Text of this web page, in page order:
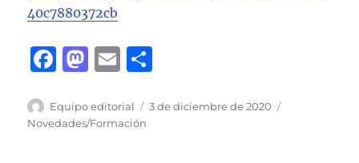
40c7880372cb
F
c
e
M
st
o
E
ai
l
m
Autor
Equipo editorial
Publicado
3 de diciembre de 2020
Novedades/Formación